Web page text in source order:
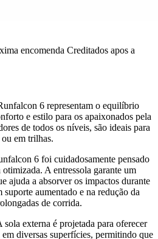
encomenda Creditados apos a
6 representam o equilíbrio
e estilo para os apaixonados pela
de todos os níveis, são ideais para
em trilhas.
6 foi cuidadosamente pensado
A entressola garante um
ajuda a absorver os impactos durante
aumentado e na redução da
de corrida.
sola externa é projetada para oferecer
diversas superfícies, permitindo que